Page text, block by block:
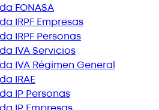
FONASA
IRPF Empresas
IRPF Personas
IVA Servicios
IVA Régimen General
IRAE
IP Personas